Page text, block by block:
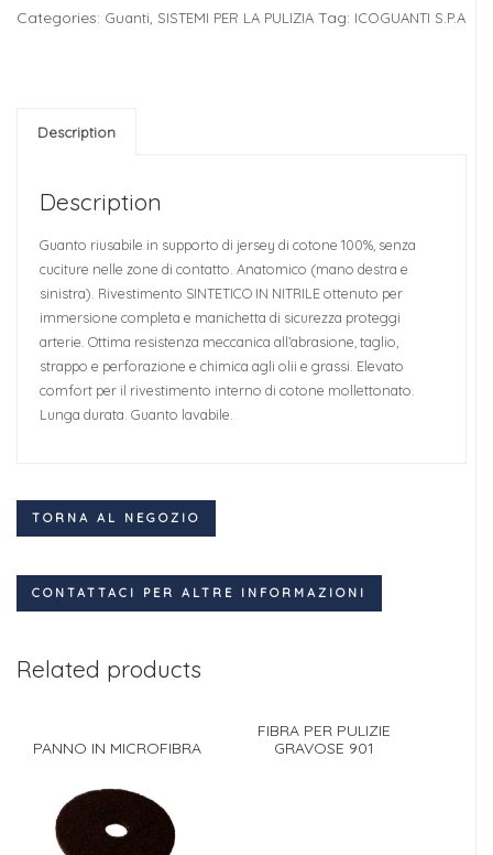
Categories: Guanti, SISTEMI PER LA PULIZIA Tag: ICOGUANTI S.P.A
Description
Description
Guanto riusabile in supporto di jersey di cotone 100%, senza
cuciture nelle zone di contatto. Anatomico (mano destra e
sinistra). Rivestimento SINTETICO IN NITRILE ottenuto per
immersione completa e manichetta di sicurezza proteggi
arterie. Ottima resistenza meccanica all’abrasione, taglio,
strappo e perforazione e chimica agli olii e grassi. Elevato
comfort per il rivestimento interno di cotone mollettonato.
Lunga durata. Guanto lavabile.
TORNA AL NEGOZIO
CONTATTACI PER ALTRE INFORMAZIONI
Related products
PANNO IN MICROFIBRA
FIBRA PER PULIZIE
GRAVOSE 901